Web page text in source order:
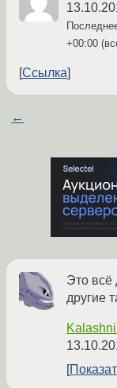
+00:00
Ссылка
←
Это всё
другие